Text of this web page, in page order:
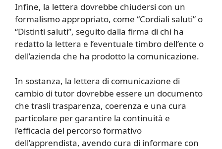
Infine, la lettera dovrebbe chiudersi con un
formalismo appropriato, come “Cordiali saluti” o
“Distinti saluti”, seguito dalla firma di chi ha
redatto la lettera e l’eventuale timbro dell’ente o
dell’azienda che ha prodotto la comunicazione.
In sostanza, la lettera di comunicazione di
cambio di tutor dovrebbe essere un documento
che trasli trasparenza, coerenza e una cura
particolare per garantire la continuità e
l’efficacia del percorso formativo
dell’apprendista, avendo cura di informare con